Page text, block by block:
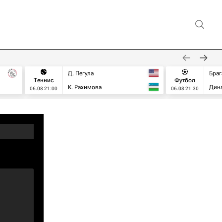
Теннис
06.08 21:00
Д. Пегула
К. Рахимова
Футбол
06.08 21:30